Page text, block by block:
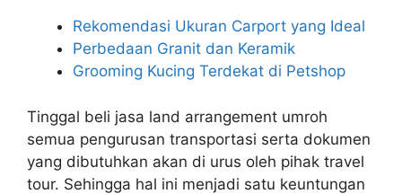
Rekomendasi Ukuran Carport yang Ideal
Perbedaan Granit dan Keramik
Grooming Kucing Terdekat di Petshop
Tinggal beli jasa land arrangement umroh
semua pengurusan transportasi serta dokumen
yang dibutuhkan akan di urus oleh pihak travel
tour. Sehingga hal ini menjadi satu keuntungan